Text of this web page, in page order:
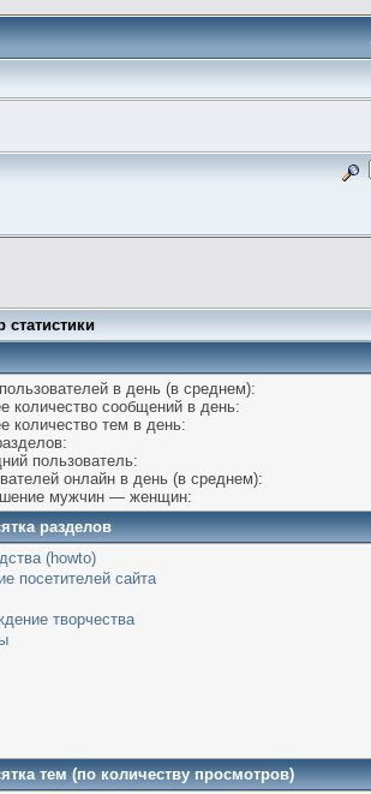
в день (в среднем):
количество сообщений в день:
количество тем в день:
пользователь:
онлайн в день (в среднем):
мужчин — женщин:
разделов
(howto)
посетителей сайта
творчества
тем (по количеству просмотров)